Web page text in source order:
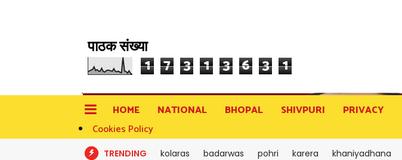
पाठक संख्या
1 7 3 1 3 6 3 1
HOME NATIONAL BHOPAL SHIVPURI PRIVACY
Cookies Policy
TRENDING kolaras badarwas pohri karera khaniyadhana